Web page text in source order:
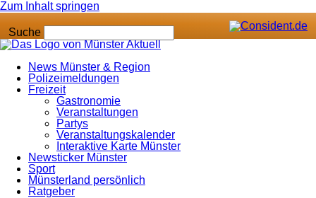
Zum Inhalt springen
Suche
News Münster & Region
Polizeimeldungen
Freizeit
Gastronomie
Veranstaltungen
Partys
Veranstaltungskalender
Interaktive Karte Münster
Newsticker Münster
Sport
Münsterland persönlich
Ratgeber